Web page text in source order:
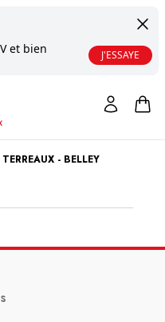
et bien
J'ESSAYE
- BELLEY